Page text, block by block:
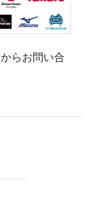
からお問い合